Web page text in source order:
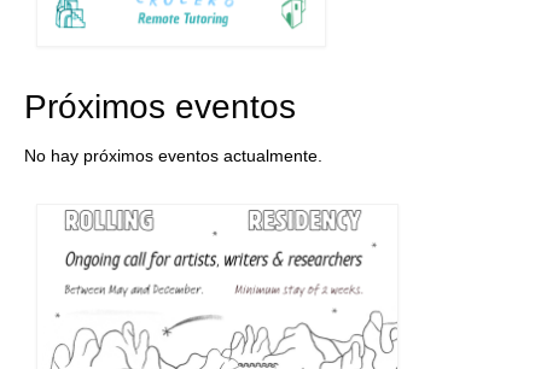
Próximos eventos
No hay próximos eventos actualmente.